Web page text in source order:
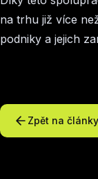
na trhu již více
podniky a jejich
Zpět na články